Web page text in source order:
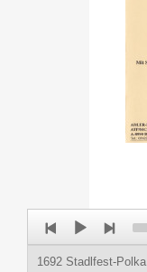
Player
1692 Stadlfest-Polka